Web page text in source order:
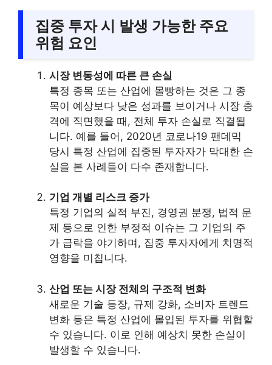
집중 투자 시 발생 가능한 주요
위험 요인
시장 변동성에 따른 큰 손실
특정 종목 또는 산업에 몰빵하는 것은 그 종
목이 예상보다 낮은 성과를 보이거나 시장 충
격에 직면했을 때, 전체 투자 손실로 직결됩
니다. 예를 들어, 2020년 코로나19 팬데믹
당시 특정 산업에 집중된 투자자가 막대한 손
실을 본 사례들이 다수 존재합니다.
기업 개별 리스크 증가
특정 기업의 실적 부진, 경영권 분쟁, 법적 문
제 등으로 인한 부정적 이슈는 그 기업의 주
가 급락을 야기하며, 집중 투자자에게 치명적
영향을 미칩니다.
산업 또는 시장 전체의 구조적 변화
새로운 기술 등장, 규제 강화, 소비자 트렌드
변화 등은 특정 산업에 몰입된 투자를 위협할
수 있습니다. 이로 인해 예상치 못한 손실이
발생할 수 있습니다.